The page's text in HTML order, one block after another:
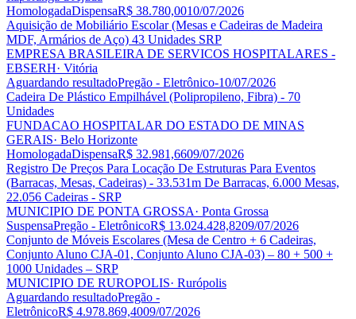
HomologadaDispensaR$ 38.780,0010/07/2026
Aquisição de Mobiliário Escolar (Mesas e Cadeiras de Madeira
MDF, Armários de Aço) 43 Unidades SRP
EMPRESA BRASILEIRA DE SERVICOS HOSPITALARES -
EBSERH· Vitória
Aguardando resultadoPregão - Eletrônico-10/07/2026
Cadeira De Plástico Empilhável (Polipropileno, Fibra) - 70
Unidades
FUNDACAO HOSPITALAR DO ESTADO DE MINAS
GERAIS· Belo Horizonte
HomologadaDispensaR$ 32.981,6609/07/2026
Registro De Preços Para Locação De Estruturas Para Eventos
(Barracas, Mesas, Cadeiras) - 33.531m De Barracas, 6.000 Mesas,
22.056 Cadeiras - SRP
MUNICIPIO DE PONTA GROSSA· Ponta Grossa
SuspensaPregão - EletrônicoR$ 13.024.428,8209/07/2026
Conjunto de Móveis Escolares (Mesa de Centro + 6 Cadeiras,
Conjunto Aluno CJA-01, Conjunto Aluno CJA-03) – 80 + 500 +
1000 Unidades – SRP
MUNICIPIO DE RUROPOLIS· Rurópolis
Aguardando resultadoPregão -
EletrônicoR$ 4.978.869,4009/07/2026